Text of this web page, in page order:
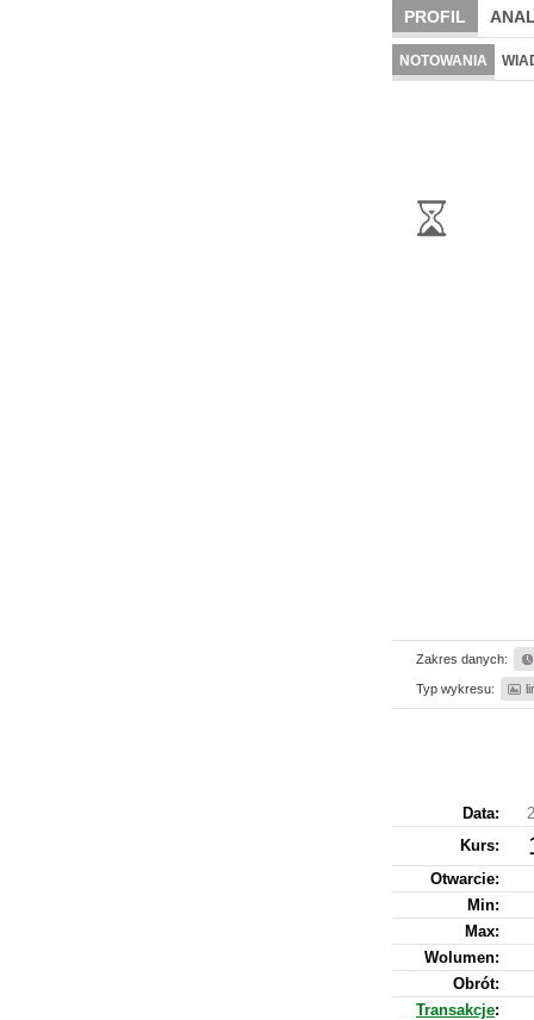
PROFIL
NOTOWANIA
Zakres danych:
Typ wykresu:
Data:
Kurs:
Otwarcie:
Min:
Max:
Wolumen:
Obrót:
Transakcje: